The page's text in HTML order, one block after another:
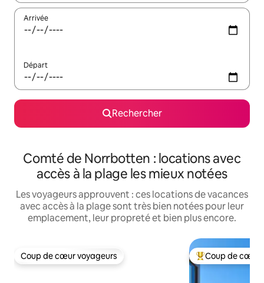
Arrivée
Départ
Rechercher
Comté de Norrbotten : locations avec
accès à la plage les mieux notées
Les voyageurs approuvent : ces locations de vacances
avec accès à la plage sont très bien notées pour leur
emplacement, leur propreté et bien plus encore.
Coup de cœur voyageurs
Coup de cœur voyageurs Coups de cœur
Coup de cœur